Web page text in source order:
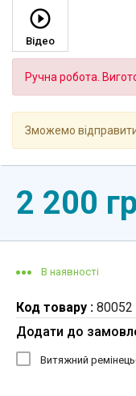
Відео
Ручна робота.
Зможемо
2 200
В наявності
Код товару : 80052
Додати до
Витяжний